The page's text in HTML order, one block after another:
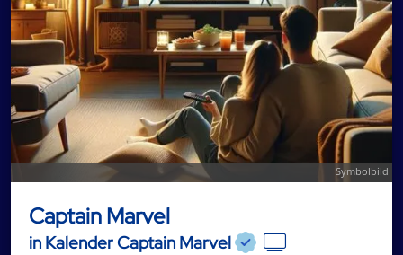
Symbolbild
Captain Marvel
in Kalender Captain Marvel